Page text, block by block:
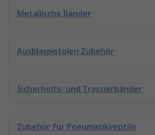
Metallische Bänder
Ausblaspistolen Zubehör
Sicherheits- und Trassierbänder
Zubehör für Pneumatikventile